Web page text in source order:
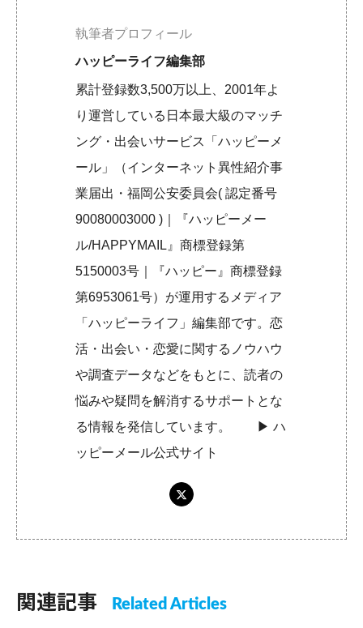
執筆者プロフィール
ハッピーライフ編集部
累計登録数3,500万以上、2001年よ
り運営している日本最大級のマッチ
ング・出会いサービス「ハッピーメ
ール」（インターネット異性紹介事
業届出・福岡公安委員会( 認定番号
90080003000 )｜『ハッピーメー
ル/HAPPYMAIL』商標登録第
5150003号｜『ハッピー』商標登録
第6953061号）が運用するメディア
「ハッピーライフ」編集部です。恋
活・出会い・恋愛に関するノウハウ
や調査データなどをもとに、読者の
悩みや疑問を解消するサポートとな
る情報を発信しています。 ▶︎ハ
ッピーメール公式サイト
関連記事 Related Articles